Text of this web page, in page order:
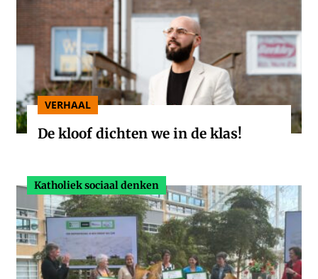
De kloof dichten we in de klas!
VERHAAL
Katholiek sociaal denken